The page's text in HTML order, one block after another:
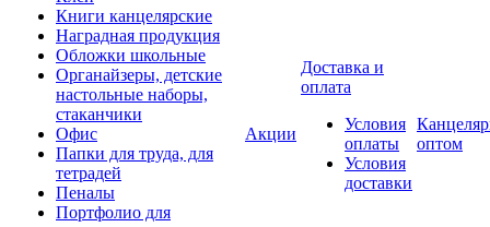
Книги канцелярские
Наградная продукция
Обложки школьные
Органайзеры, детские
настольные наборы,
стаканчики
Офис
Папки для труда, для
тетрадей
Пеналы
Портфолио для
Акции
Доставка и
оплата
Условия
оплаты
Условия
доставки
оптом